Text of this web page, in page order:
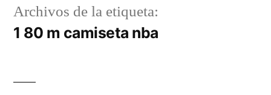
Archivos de la etiqueta:
1 80 m camiseta nba